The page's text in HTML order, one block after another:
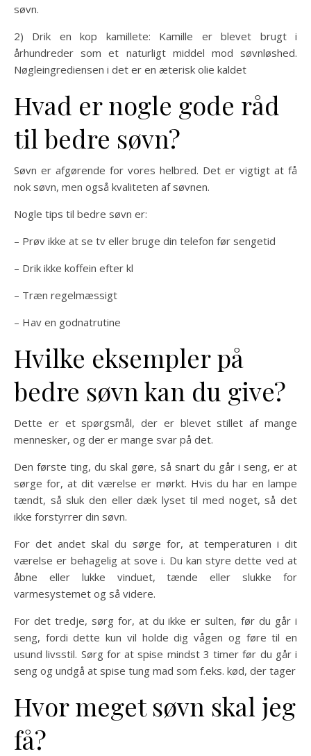
søvn.
2) Drik en kop kamillete: Kamille er blevet brugt i
århundreder som et naturligt middel mod søvnløshed.
Nøgleingrediensen i det er en æterisk olie kaldet
Hvad er nogle gode råd
til bedre søvn?
Søvn er afgørende for vores helbred. Det er vigtigt at få
nok søvn, men også kvaliteten af søvnen.
Nogle tips til bedre søvn er:
– Prøv ikke at se tv eller bruge din telefon før sengetid
– Drik ikke koffein efter kl
– Træn regelmæssigt
– Hav en godnatrutine
Hvilke eksempler på
bedre søvn kan du give?
Dette er et spørgsmål, der er blevet stillet af mange
mennesker, og der er mange svar på det.
Den første ting, du skal gøre, så snart du går i seng, er at
sørge for, at dit værelse er mørkt. Hvis du har en lampe
tændt, så sluk den eller dæk lyset til med noget, så det
ikke forstyrrer din søvn.
For det andet skal du sørge for, at temperaturen i dit
værelse er behagelig at sove i. Du kan styre dette ved at
åbne eller lukke vinduet, tænde eller slukke for
varmesystemet og så videre.
For det tredje, sørg for, at du ikke er sulten, før du går i
seng, fordi dette kun vil holde dig vågen og føre til en
usund livsstil. Sørg for at spise mindst 3 timer før du går i
seng og undgå at spise tung mad som f.eks. kød, der tager
Hvor meget søvn skal jeg
få?